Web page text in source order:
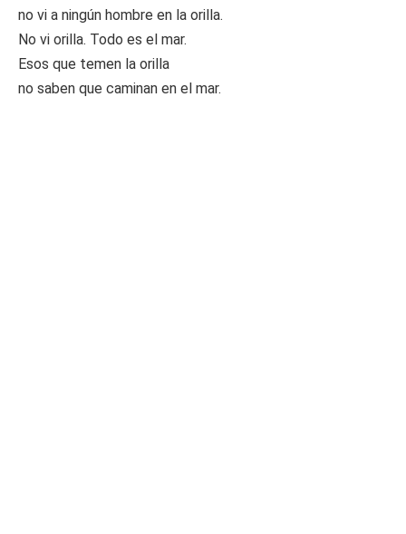
no vi a ningún hombre en la orilla.
No vi orilla. Todo es el mar.
Esos que temen la orilla
no saben que caminan en el mar.